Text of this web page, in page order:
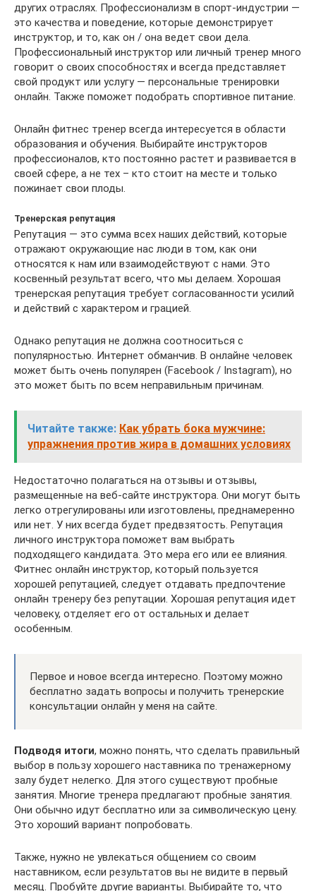
других отраслях. Профессионализм в спорт-индустрии —
это качества и поведение, которые демонстрирует
инструктор, и то, как он / она ведет свои дела.
Профессиональный инструктор или личный тренер много
говорит о своих способностях и всегда представляет
свой продукт или услугу — персональные тренировки
онлайн. Также поможет подобрать спортивное питание.
Онлайн фитнес тренер всегда интересуется в области
образования и обучения. Выбирайте инструкторов
профессионалов, кто постоянно растет и развивается в
своей сфере, а не тех – кто стоит на месте и только
пожинает свои плоды.
Тренерская репутация
Репутация — это сумма всех наших действий, которые
отражают окружающие нас люди в том, как они
относятся к нам или взаимодействуют с нами. Это
косвенный результат всего, что мы делаем. Хорошая
тренерская репутация требует согласованности усилий
и действий с характером и грацией.
Однако репутация не должна соотноситься с
популярностью. Интернет обманчив. В онлайне человек
может быть очень популярен (Facebook / Instagram), но
это может быть по всем неправильным причинам.
Читайте также: Как убрать бока мужчине:
упражнения против жира в домашних условиях
Недостаточно полагаться на отзывы и отзывы,
размещенные на веб-сайте инструктора. Они могут быть
легко отрегулированы или изготовлены, преднамеренно
или нет. У них всегда будет предвзятость. Репутация
личного инструктора поможет вам выбрать
подходящего кандидата. Это мера его или ее влияния.
Фитнес онлайн инструктор, который пользуется
хорошей репутацией, следует отдавать предпочтение
онлайн тренеру без репутации. Хорошая репутация идет
человеку, отделяет его от остальных и делает
особенным.
Первое и новое всегда интересно. Поэтому можно
бесплатно задать вопросы и получить тренерские
консультации онлайн у меня на сайте.
Подводя итоги, можно понять, что сделать правильный
выбор в пользу хорошего наставника по тренажерному
залу будет нелегко. Для этого существуют пробные
занятия. Многие тренера предлагают пробные занятия.
Они обычно идут бесплатно или за символическую цену.
Это хороший вариант попробовать.
Также, нужно не увлекаться общением со своим
наставником, если результатов вы не видите в первый
месяц. Пробуйте другие варианты. Выбирайте то, что